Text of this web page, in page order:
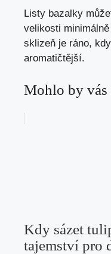
Listy bazalky
velikosti
sklizeň je ráno,
aromatičtější.
Mohlo by vás
Kdy sázet
tajemství pro